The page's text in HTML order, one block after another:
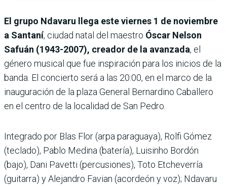
El grupo Ndavaru llega este viernes 1 de noviembre
a Santaní, ciudad natal del maestro Óscar Nelson
Safuán (1943-2007), creador de la avanzada, el
género musical que fue inspiración para los inicios de la
banda. El concierto será a las 20:00, en el marco de la
inauguración de la plaza General Bernardino Caballero
en el centro de la localidad de San Pedro.
Integrado por Blas Flor (arpa paraguaya), Rolfi Gómez
(teclado), Pablo Medina (batería), Luisinho Bordón
(bajo), Dani Pavetti (percusiones), Toto Etcheverría
(guitarra) y Alejandro Favian (acordeón y voz); Ndavaru